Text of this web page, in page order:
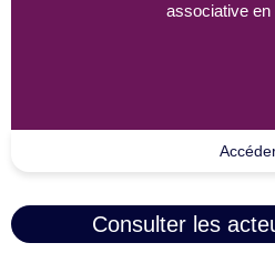
associative en
Consulter les